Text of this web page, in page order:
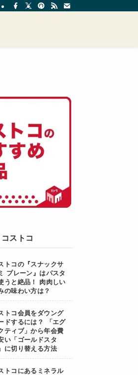
ストコ
トコの『スナックサ
プレーン』はパスタ
うと絶品！ 肉肉しい
の味わい方は？
トコ会員をダウング
ドするには？ 「エグ
ティブ」から年会費
い「ゴールドスタ
に切り替える方法
トコにあるミネラル